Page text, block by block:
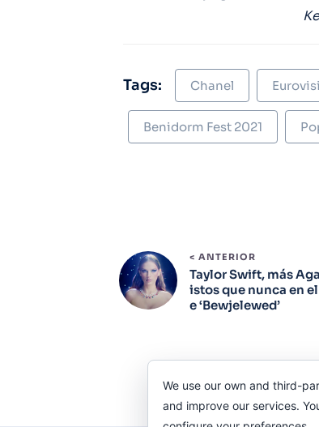
Tags: Chanel
Benidorm Fest 2021
< ANTERIOR
Taylor Swift, más
istos que nunca en
e ‘Bewjelewed’
We use our own and third-
and improve our services.